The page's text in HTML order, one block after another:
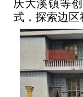
庆大溪镇等
式，探索边